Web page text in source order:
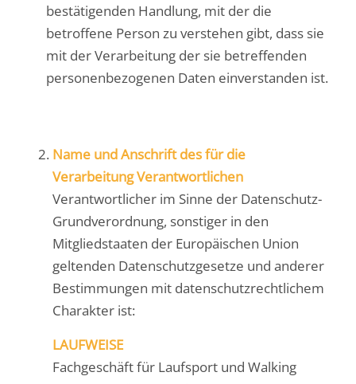
bestätigenden Handlung, mit der die
betroffene Person zu verstehen gibt, dass sie
mit der Verarbeitung der sie betreffenden
personenbezogenen Daten einverstanden ist.
Name und Anschrift des für die
Verarbeitung Verantwortlichen
Verantwortlicher im Sinne der Datenschutz-
Grundverordnung, sonstiger in den
Mitgliedstaaten der Europäischen Union
geltenden Datenschutzgesetze und anderer
Bestimmungen mit datenschutzrechtlichem
Charakter ist:
LAUFWEISE
Fachgeschäft für Laufsport und Walking